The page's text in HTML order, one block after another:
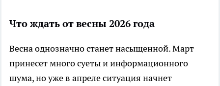
Что ждать от весны 2026 года
Весна однозначно станет насыщенной. Март
принесет много суеты и информационного
шума, но уже в апреле ситуация начнет